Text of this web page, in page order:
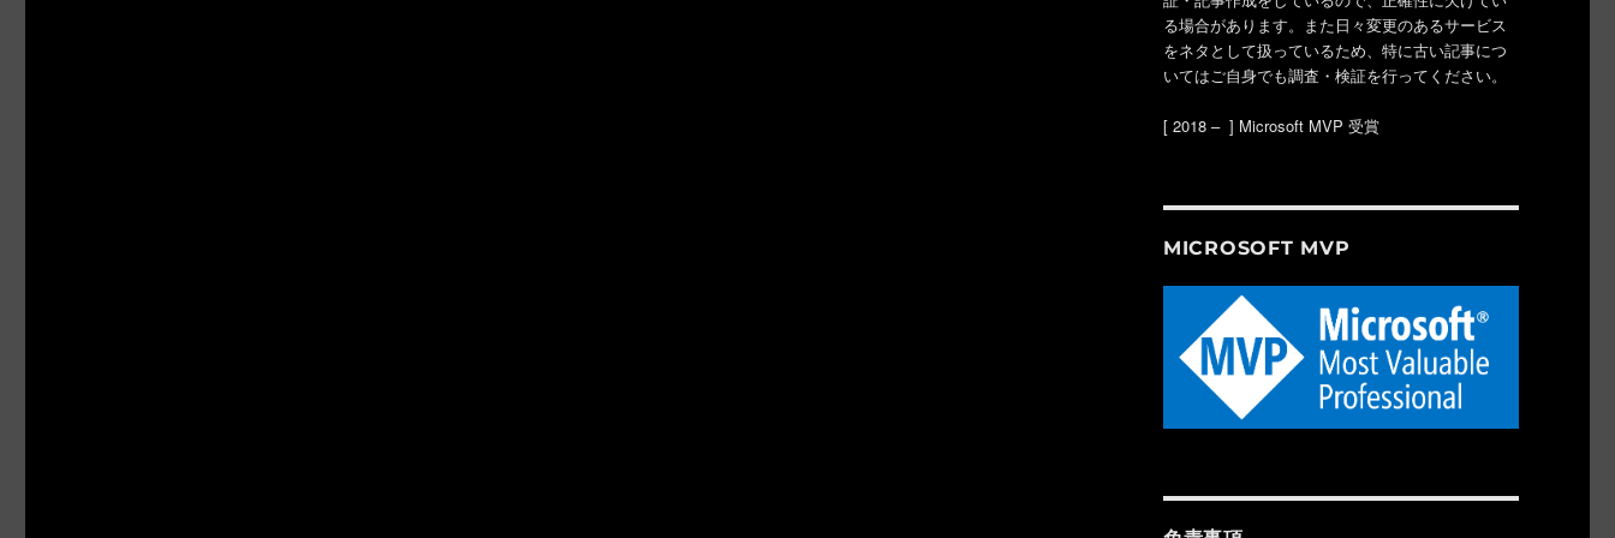
る場合があります。また日々変更のあるサービス
をネタとして扱っているため、特に古い記事につ
いてはご自身でも調査・検証を行ってください。
[ 2018 – ] Microsoft MVP 受賞
MICROSOFT MVP